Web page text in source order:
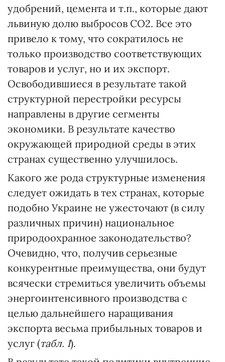
удобрений, цемента и т.п., которые дают
львиную долю выбросов СО2. Все это
привело к тому, что сократилось не
только производство соответствующих
товаров и услуг, но и их экспорт.
Освободившиеся в результате такой
структурной перестройки ресурсы
направлены в другие сегменты
экономики. В результате качество
окружающей природной среды в этих
странах существенно улучшилось.
Какого же рода структурные изменения
следует ожидать в тех странах, которые
подобно Украине не ужесточают (в силу
различных причин) национальное
природоохранное законодательство?
Очевидно, что, получив серьезные
конкурентные преимущества, они будут
всячески стремиться увеличить объемы
энергоинтенсивного производства с
целью дальнейшего наращивания
экспорта весьма прибыльных товаров и
услуг (табл. 1).